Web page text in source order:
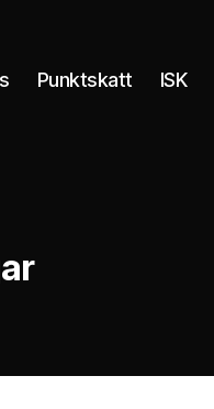
Punktskatt ISK